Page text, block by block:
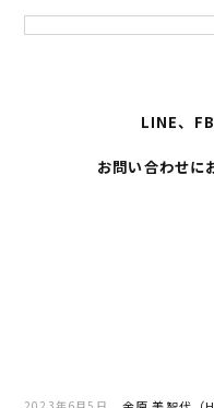
LINE、
お問い合わせに